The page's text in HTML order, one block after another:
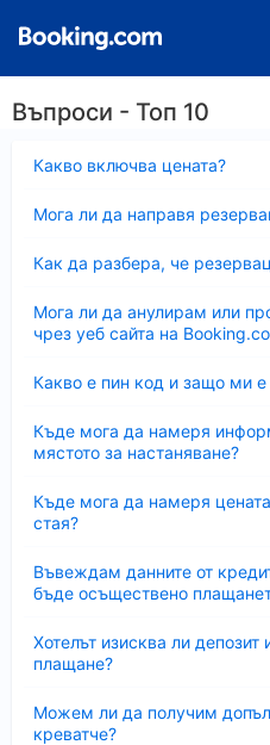
Въпроси - Топ 10
Какво включва цената?
Мога ли да направя
Как да разбера, че
Мога ли да анулирам или
чрез уеб сайта на
Какво е пин код и защо ми
Къде мога да намеря
мястото за настаняване?
Къде мога да намеря
стая?
Въвеждам данните от
бъде осъществено
Хотелът изисква ли депозит
плащане?
Можем ли да получим
креватче?